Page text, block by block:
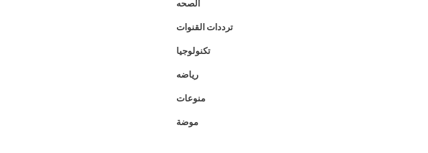
الصحه
ترددات القنوات
تكنولوجيا
رياضه
منوعات
موضة